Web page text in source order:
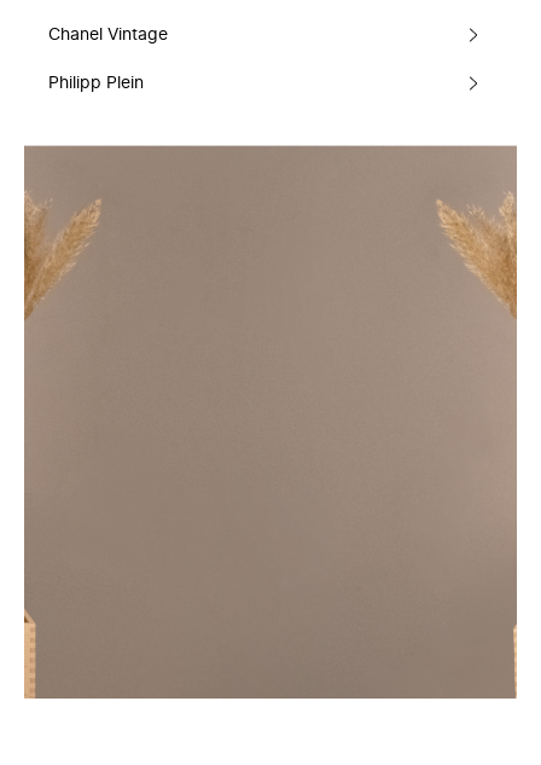
Chanel Vintage
Philipp Plein